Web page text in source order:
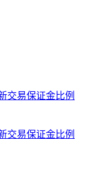
交易保证金比例
交易保证金比例